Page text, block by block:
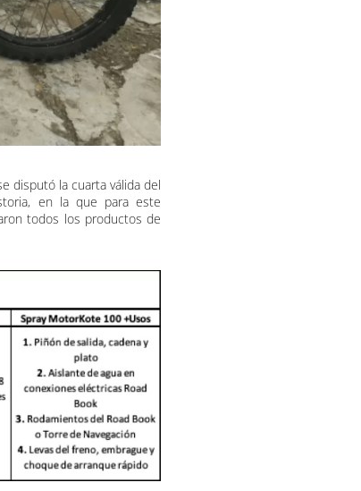
disputó la cuarta válida del
en la que para este
todos los productos de